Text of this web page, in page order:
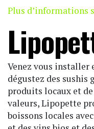
Plus d’informations
Venez vous installer
dégustez des sushis
produits locaux et
valeurs, Lipopette
boissons locales